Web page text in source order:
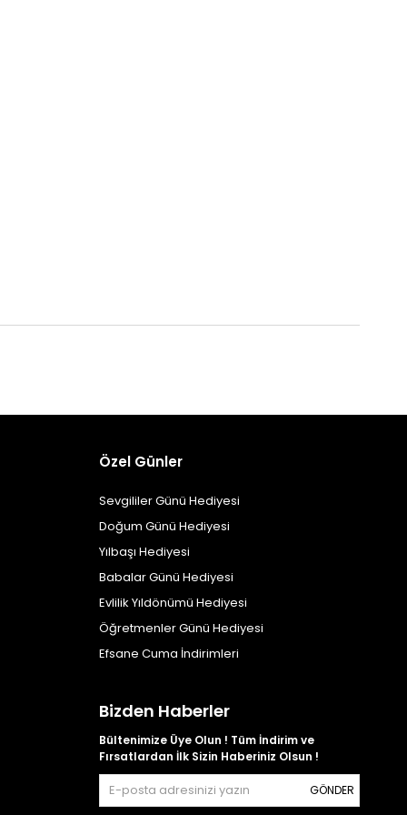
Özel Günler
Sevgililer Günü Hediyesi
Doğum Günü Hediyesi
Yılbaşı Hediyesi
Babalar Günü Hediyesi
Evlilik Yıldönümü Hediyesi
Öğretmenler Günü Hediyesi
Efsane Cuma İndirimleri
Bizden Haberler
Bültenimize Üye Olun ! Tüm İndirim ve
Fırsatlardan İlk Sizin Haberiniz Olsun !
GÖNDER